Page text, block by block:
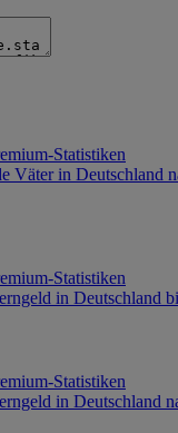
Statistiken
Väter in Deutschland
Statistiken
in Deutschland
Statistiken
in Deutschland